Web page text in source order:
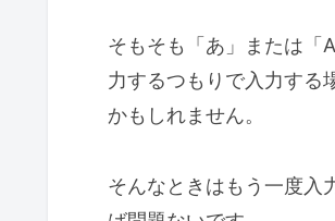
そもそも「あ」または「
力するつもりで入力する
かもしれません。
そんなときはもう一度入